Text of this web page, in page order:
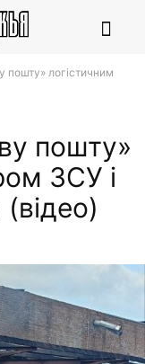
пошту» логістичним
пошту»
ЗСУ і